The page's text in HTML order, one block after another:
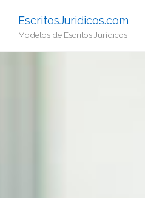
EscritosJuridicos.com
Modelos de Escritos Jurídicos